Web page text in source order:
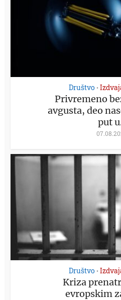
Društvo •
Privremeno
avgusta, deo
put
Društvo •
Kriza
evropskim